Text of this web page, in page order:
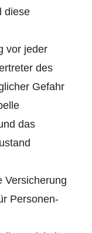
diese
vor jeder
des
Gefahr
das
Versicherung
Personen-